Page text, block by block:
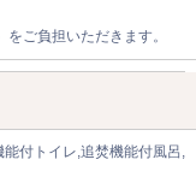
ご負担いただきます。
付トイレ,追焚機能付風呂,